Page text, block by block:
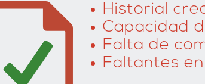
Historial
Capacidad
Falta de
Faltantes